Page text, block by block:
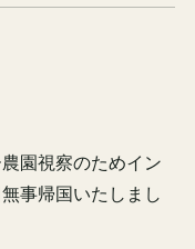
園視察のためイン
事帰国いたしまし